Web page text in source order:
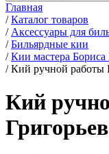
Главная
/ Каталог товаров
/ Аксессуары для
/ Бильярдные кии
/ Кии мастера Бориса
/ Кий ручной работы
Кий